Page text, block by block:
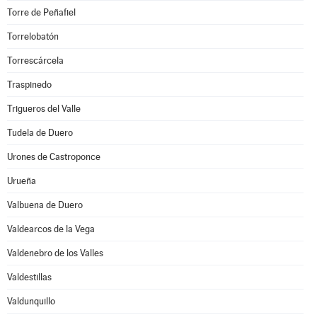
Torre de Peñafiel
Torrelobatón
Torrescárcela
Traspinedo
Trigueros del Valle
Tudela de Duero
Urones de Castroponce
Urueña
Valbuena de Duero
Valdearcos de la Vega
Valdenebro de los Valles
Valdestillas
Valdunquillo